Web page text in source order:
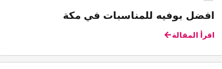
افضل بوفيه للمناسبات في مكة
اقرأ المقالة